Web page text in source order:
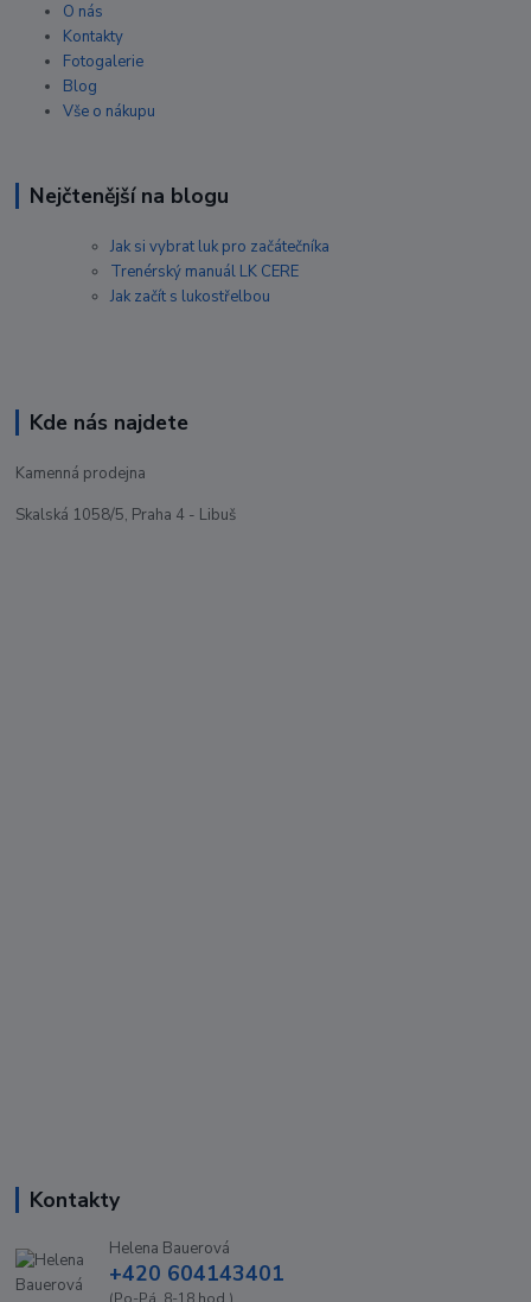
O nás
Kontakty
Fotogalerie
Blog
Vše o nákupu
Nejčtenější na blogu
Jak si vybrat luk pro začátečníka
Trenérský manuál LK CERE
Jak začít s lukostřelbou
Kde nás najdete
Kamenná prodejna
Skalská 1058/5, Praha 4 - Libuš
Kontakty
Helena Bauerová
+420 604143401